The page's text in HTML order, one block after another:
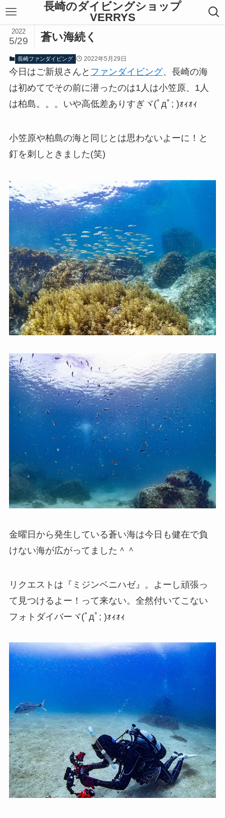
長崎のダイビングショップ
VERRYS
蒼い海続く
2022
5/29
長崎ファンダイビング 2022年5月29日
今日はご新規さんと ファンダイビング、長崎の海
は初めてでその前に潜ったのは1人は小笠原、1人
は柏島。。。いや高低差ありすぎヾ(ﾟдﾟ; )ｫｨｫｨ
小笠原や柏島の海と同じとは思わないよーに！と
釘を刺しときました(笑)
金曜日から発生している蒼い海は今日も健在で負
けない海が広がってました＾＾
リクエストは『ミジンベニハゼ』。よーし頑張っ
て見つけるよー！って来ない。全然付いてこない
フォトダイバーヾ(ﾟдﾟ; )ｫｨｫｨ